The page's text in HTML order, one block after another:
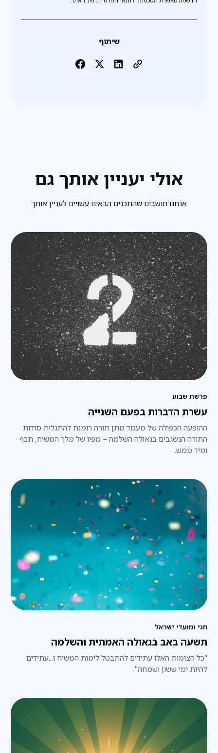
שיתוף
אולי יעניין אותך גם
אנחנו חושבים שהתכנים הבאים עשויים לעניין אותך
פרשת שבוע
עשרת הדברות בפעם השנייה
ההופעה הכפולה של מעמד מתן תורה רומזת להתגלות סודות
התורה הנשגבים בגאולה השלמה – מפיו של מלך המשיח, תכף
ומיד ממש.
חגי ומועדי ישראל
תשעה באב בגאולה האמתית והשלמה
"כל הצומות האלו עתידים להתבטל לימות המשיח ו...עתידים
להיות ימי ששון ושמחה".